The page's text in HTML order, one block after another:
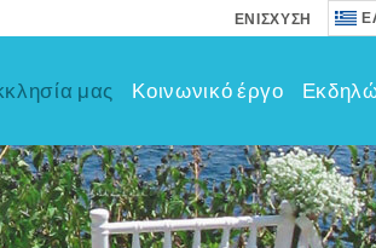
ΕΝΊΣΧΥΣΗ
μας Κοινωνικό έργο